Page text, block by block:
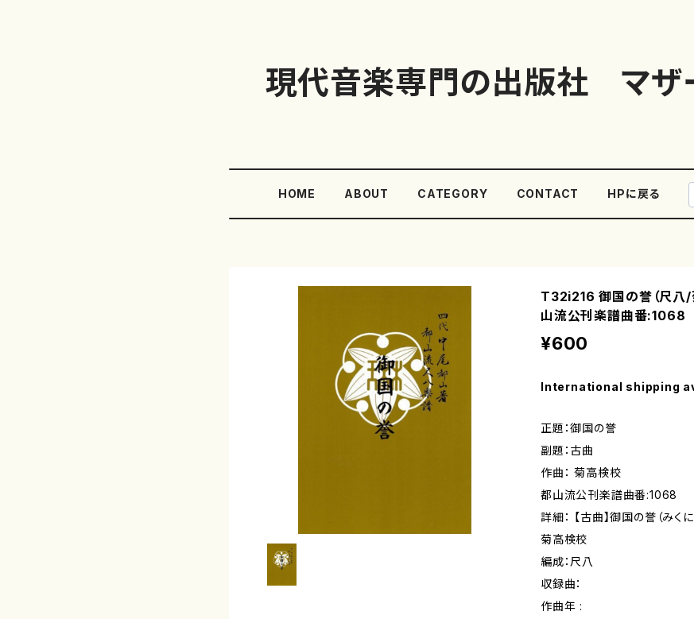
現代音楽専門の出版社 マザ
HOME ABOUT CATEGORY CONTACT HPに戻る
T32i216 御国の誉（尺八/
山流公刊楽譜曲番:1068
¥600
International shipping
正題：御国の誉
副題：古曲
作曲： 菊高検校
都山流公刊楽譜曲番:1068
詳細： 【古曲】御国の誉（み
菊高検校
編成：尺八
収録曲：
作曲年 :